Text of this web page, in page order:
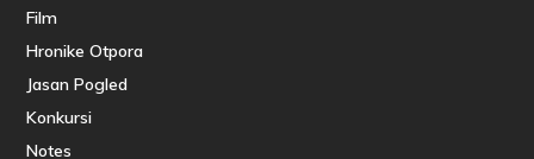
Film
Hronike Otpora
Jasan Pogled
Konkursi
Notes